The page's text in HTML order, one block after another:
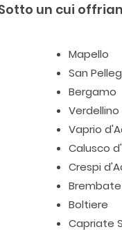
un cui
Mapello
San
Bergamo
Verdellino
Vaprio
Calusco
Crespi
Brembate
Boltiere
Capriate